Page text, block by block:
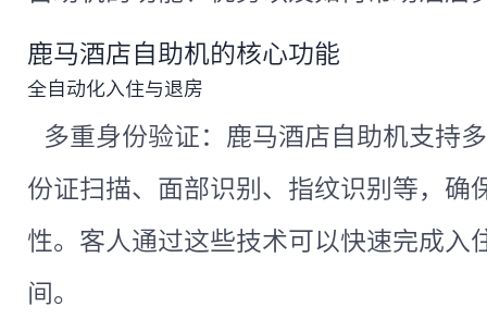
鹿马酒店自助机的核心功能
全自动化入住与退房
多重身份验证：鹿马酒店自助机支持
份证扫描、面部识别、指纹识别等，确
性。客人通过这些技术可以快速完成入
间。